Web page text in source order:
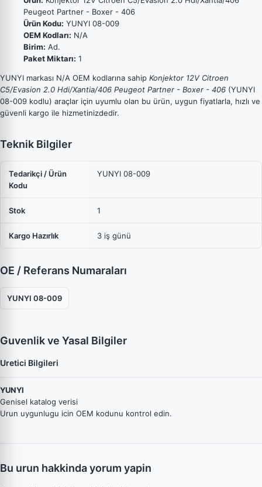
Peugeot Partner - Boxer - 406
Ürün Kodu: YUNYI 08-009
OEM Kodları: N/A
Birim: Ad.
Paket Miktarı: 1
YUNYI markası N/A OEM kodlarına sahip Konjektor 12V Citroen
C5/Evasion 2.0 Hdi/Xantia/406 Peugeot Partner - Boxer - 406 (YUNYI
08-009 kodlu) araçlar için uyumlu olan bu ürün, uygun fiyatlarla, hızlı ve
güvenli kargo ile hizmetinizdedir.
Teknik Bilgiler
Tedarikçi / Ürün
Kodu
YUNYI 08-009
Stok 1
Kargo Hazırlık 3 iş günü
OE / Referans Numaraları
YUNYI 08-009
Guvenlik ve Yasal Bilgiler
Uretici Bilgileri
YUNYI
Genisel katalog verisi
Urun uygunlugu icin OEM kodunu kontrol edin.
Bu urun hakkinda yorum yapin